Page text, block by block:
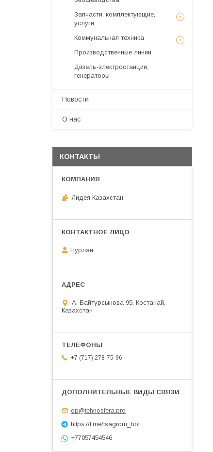
Запчасти, комплектующие,
услуги
Коммунальная техника
Производственные линии
Дизель-электростанции,
генераторы
Новости
О нас
КОНТАКТЫ
Лидея Казахстан
Нурлан
А. Байтурсынова 95, Костанай,
Казахстан
+7 (717) 278-75-96
op@tehnosfera.pro
https://t.me/tsagroru_bot
+77057454546